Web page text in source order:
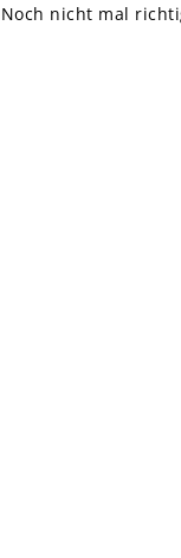
Noch nicht mal